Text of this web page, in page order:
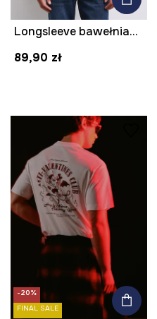
Longsleeve bawełniany męski z domieszką elastanu gładki kolor czarny
89,90 zł
-20%
FINAL SALE